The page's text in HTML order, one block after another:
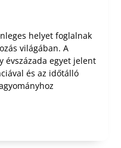
helyet foglalnak
világában. A
évszázada egyet jelent
és az időtálló